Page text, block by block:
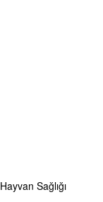
Primary
Hayvan Sağlığı